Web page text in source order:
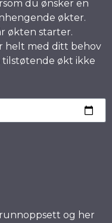
du ønsker en
økter.
økten starter.
helt med ditt behov
tilstøtende økt ikke
og her